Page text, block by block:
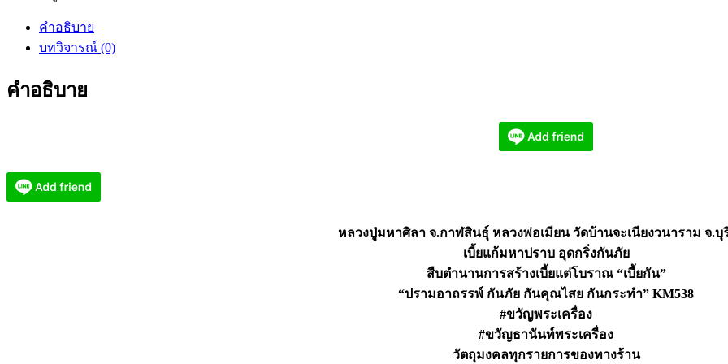
น
ปราบ
อุด
คำอธิบาย
บทวิจารณ์ (0)
คำอธิบาย
หลวงปู่มหาศิลา จ.กาฬสินธุ์ หลวงพ่อเมียน วัดบ้านจะเนียงวนาราม จ.บุ
เบี้ยแก้มหาปราบ อุดกริ่งกันภัย
สืบตำนานการสร้างเบี้ยแต่โบราณ “เบี้ยกัน”
“ปรามอาถรรพ์ กันภัย กันคุณไสย กันกระทำ” KM538
#ขวัญพระเครื่อง
#ขวัญธานันท์พระเครื่อง
วัตถุมงคลทุกรายการของทางร้าน